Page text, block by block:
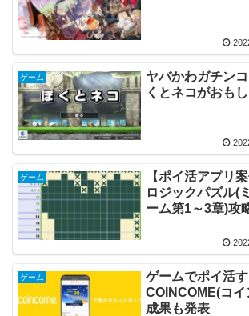
ゲーム
ヤバかわガチン
くとネコがおも
ゲーム
【ポイ活アプリ
ロジックパズル(
ーム第1～3章)攻
ゲーム
ゲームでポイ活
COINCOME(コ
成果も発表